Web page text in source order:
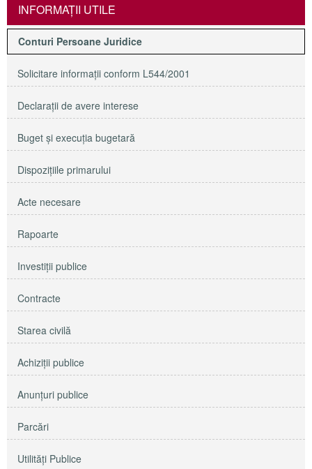
INFORMAŢII UTILE
Conturi Persoane Juridice
Solicitare informaţii conform L544/2001
Declaraţii de avere interese
Buget şi execuţia bugetară
Dispoziţiile primarului
Acte necesare
Rapoarte
Investiţii publice
Contracte
Starea civilă
Achiziţii publice
Anunţuri publice
Parcări
Utilităţi Publice